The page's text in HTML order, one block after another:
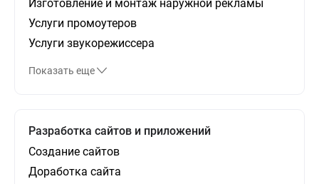
Изготовление и монтаж наружной рекламы
Услуги промоутеров
Услуги звукорежиссера
Показать еще
Разработка сайтов и приложений
Создание сайтов
Доработка сайта